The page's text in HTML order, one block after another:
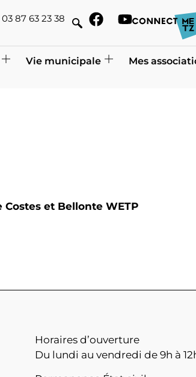
03 87 63 23 38
Vie municipale Mes
et Bellonte WETP
Horaires d’ouverture
Du lundi au vendredi de 9h à